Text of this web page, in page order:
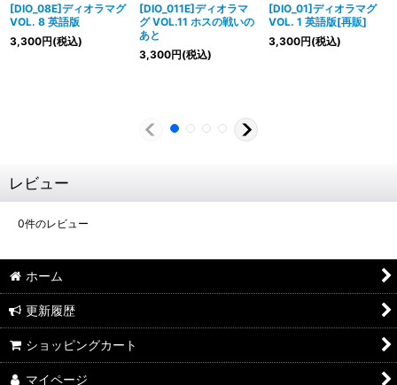
[DIO_08E]ディオラマグ
VOL. 8 英語版
3,300円(税込)
[DIO_011E]ディオラマ
グ VOL.11 ホスの戦いの
あと
3,300円(税込)
[DIO_01]ディオラマグ
VOL. 1 英語版[再販]
3,300円(税込)
レビュー
0件のレビュー
ホーム
更新履歴
ショッピングカート
マイページ